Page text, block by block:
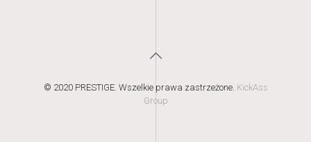
© 2020 PRESTIGE. Wszelkie prawa zastrzeżone. KickAss
Group